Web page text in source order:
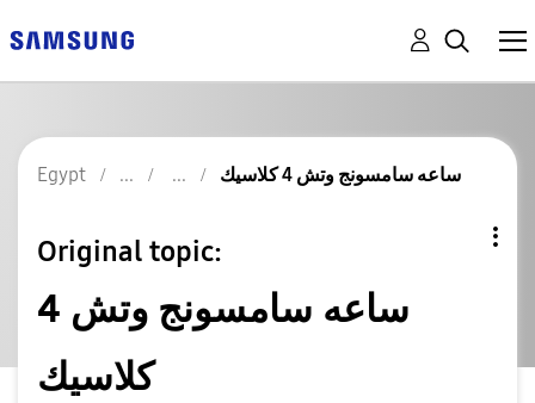
Egypt ساعه سامسونج وتش 4 كلاسيك
Original topic:
ساعه سامسونج وتش 4
كلاسيك